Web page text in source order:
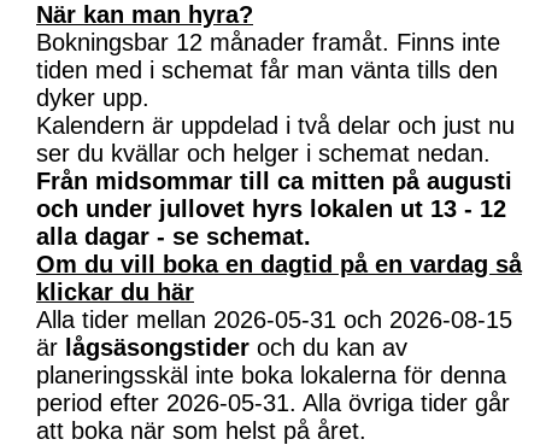
När kan man hyra?
Bokningsbar 12 månader framåt. Finns inte
tiden med i schemat får man vänta tills den
dyker upp.
Kalendern är uppdelad i två delar och just nu
ser du kvällar och helger i schemat nedan.
Från midsommar till ca mitten på augusti
och under jullovet hyrs lokalen ut 13 - 12
alla dagar - se schemat.
Om du vill boka en dagtid på en vardag så
klickar du här
Alla tider mellan 2026-05-31 och 2026-08-15
är lågsäsongstider och du kan av
planeringsskäl inte boka lokalerna för denna
period efter 2026-05-31. Alla övriga tider går
att boka när som helst på året.